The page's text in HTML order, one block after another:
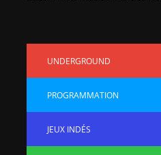
UNDERGROUND
PROGRAMMATION
JEUX INDÉS